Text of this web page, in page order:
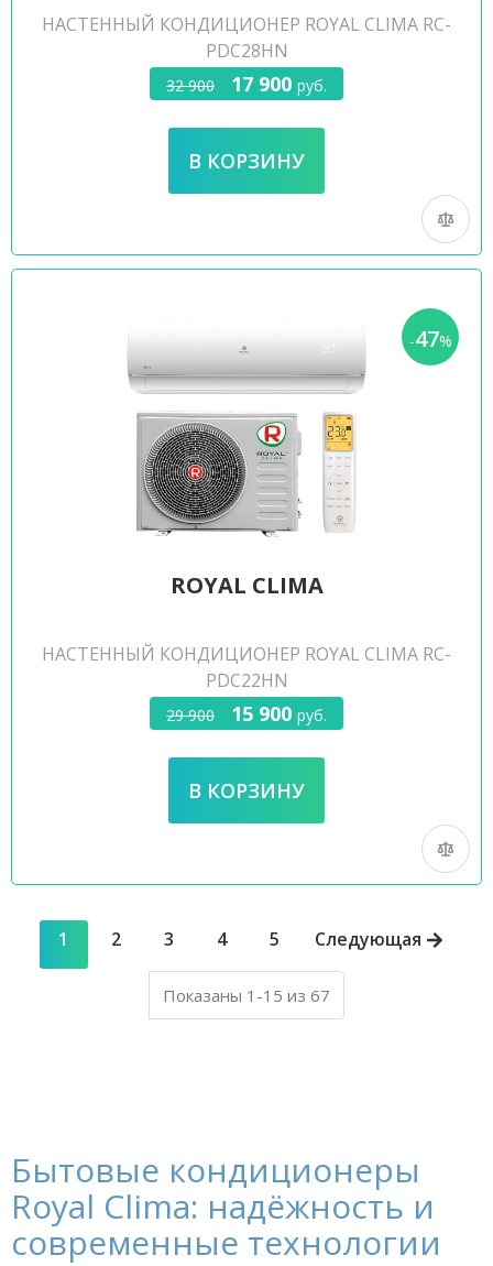
НАСТЕННЫЙ КОНДИЦИОНЕР ROYAL CLIMA RC-
PDC28HN
32 900 17 900 руб.
-47%
ROYAL CLIMA
НАСТЕННЫЙ КОНДИЦИОНЕР ROYAL CLIMA RC-
PDC22HN
29 900 15 900 руб.
1 2 3 4 5 Следующая
Показаны 1-15 из 67
Бытовые кондиционеры
Royal Clima: надёжность и
современные технологии